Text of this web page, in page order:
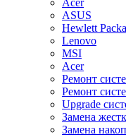
Acer
ASUS
Hewlett
Lenovo
MSI
Acer
Ремонт
Ремонт
Upgrade
Замена
Замена